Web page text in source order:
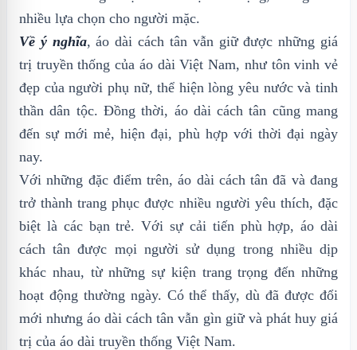
nhiều lựa chọn cho người mặc.
Về ý nghĩa, áo dài cách tân vẫn giữ được những giá
trị truyền thống của áo dài Việt Nam, như tôn vinh vẻ
đẹp của người phụ nữ, thể hiện lòng yêu nước và tinh
thần dân tộc. Đồng thời, áo dài cách tân cũng mang
đến sự mới mẻ, hiện đại, phù hợp với thời đại ngày
nay.
Với những đặc điểm trên, áo dài cách tân đã và đang
trở thành trang phục được nhiều người yêu thích, đặc
biệt là các bạn trẻ. Với sự cải tiến phù hợp, áo dài
cách tân được mọi người sử dụng trong nhiều dịp
khác nhau, từ những sự kiện trang trọng đến những
hoạt động thường ngày. Có thể thấy, dù đã được đổi
mới nhưng áo dài cách tân vẫn gìn giữ và phát huy giá
trị của áo dài truyền thống Việt Nam.